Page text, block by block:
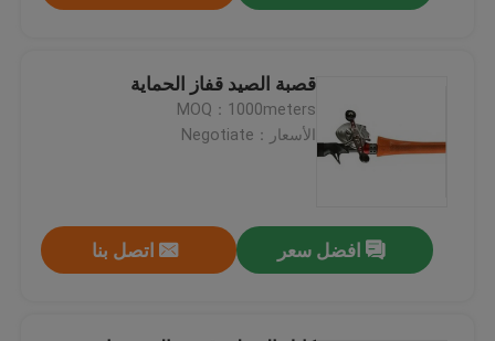
قصبة الصيد قفاز الحماية
MOQ：1000meters
الأسعار：Negotiate
افضل سعر اتصل بنا